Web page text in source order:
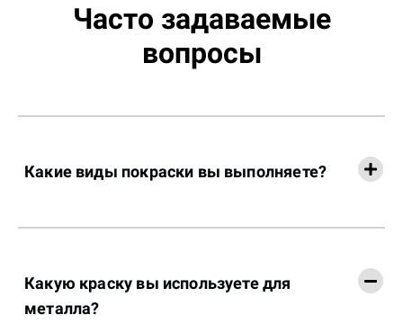
Часто задаваемые
вопросы
Какие виды покраски вы выполняете?
Какую краску вы используете для
металла?